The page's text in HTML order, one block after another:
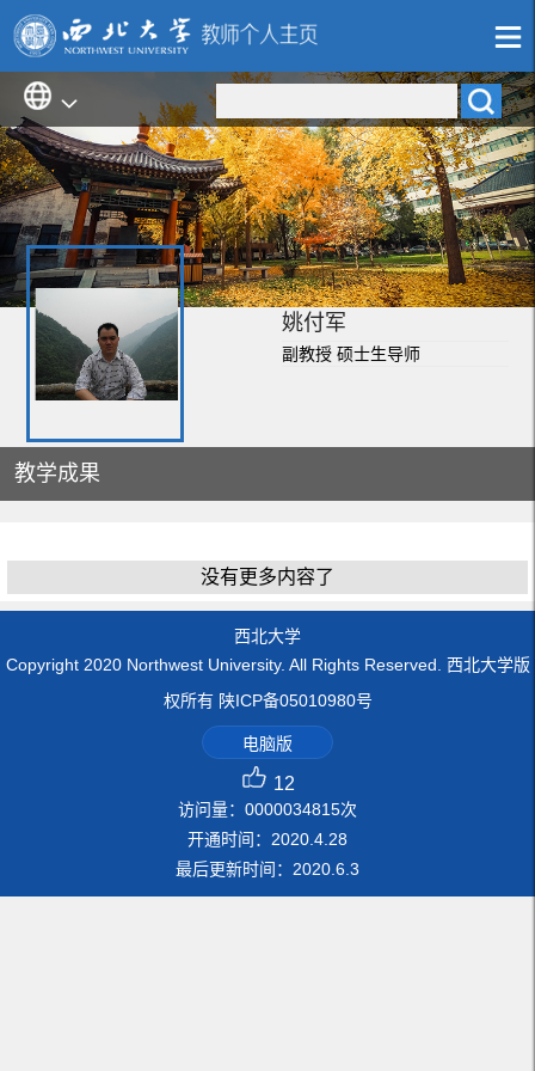
姚付军
副教授 硕士生导师
教学成果
没有更多内容了
西北大学
Copyright 2020 Northwest University. All Rights Reserved. 西北大学版
权所有 陕ICP备05010980号
电脑版
12
访问量： 0000034815次
开通时间： 2020 4 28
最后更新时间： 2020 6 3